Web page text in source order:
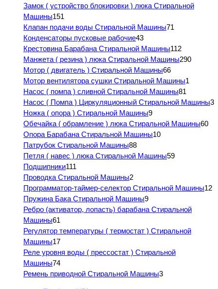
Замок ( устройство блокировки ) люка Стиральной
Машины151
Клапан подачи воды Стиральной Машины71
Конденсаторы пусковые рабочие43
Крестовина Барабана Стиральной Машины112
Манжета ( резина ) люка Стиральной Машины290
Мотор ( двигатель ) Стиральной Машины66
Мотор вентилятора сушки Стиральной Машины1
Насос ( помпа ) сливной Стиральной Машины81
Насос ( Помпа ) Циркуляционный Стиральной Машины3
Ножка ( опора ) Стиральной Машины9
Обечайка ( обрамление ) люка Стиральной Машины60
Опора Барабана Стиральной Машины10
Патрубок Стиральной Машины88
Петля ( навес ) люка Стиральной Машины59
Подшипники111
Проводка Стиральной Машины2
Программатор-таймер-селектор Стиральной Машины12
Пружина Бака Стиральной Машины9
Ребро (активатор, лопасть) барабана Стиральной
Машины61
Регулятор температуры ( термостат ) Стиральной
Машины17
Реле уровня воды ( прессостат ) Стиральной
Машины74
Ремень приводной Стиральной Машины3